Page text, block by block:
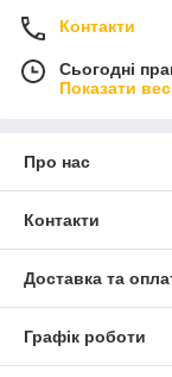
Контакти
Сьогодні
Показати
Про нас
Контакти
Доставка та
Графік роботи